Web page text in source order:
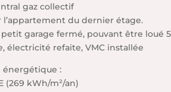
gaz collectif
l’appartement du dernier étage.
petit garage fermé, pouvant être loué
électricité refaite, VMC installée
énergétique :
(269 kWh/m²/an)